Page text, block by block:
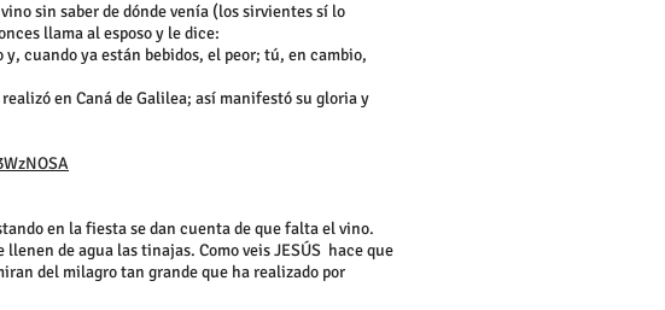
sin saber de dónde venía (los sirvientes sí lo
llama al esposo y le dice:
cuando ya están bebidos, el peor; tú, en cambio,
en Caná de Galilea; así manifestó su gloria y
en la fiesta se dan cuenta de que falta el vino.
de agua las tinajas. Como veis JESÚS hace que
del milagro tan grande que ha realizado por